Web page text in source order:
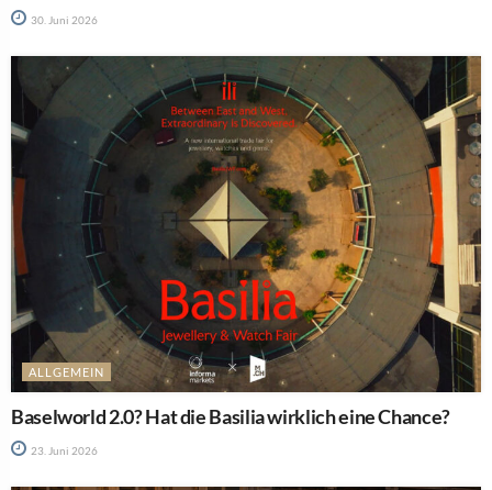
30. Juni 2026
ALLGEMEIN
Baselworld 2.0? Hat die Basilia wirklich eine Chance?
23. Juni 2026